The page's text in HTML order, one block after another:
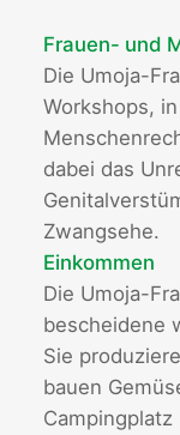
Frauen- und
Die Umoja-
Workshops,
dabei das
Zwangsehe.
Einkommen
Die Umoja-
bescheidene
Sie
bauen